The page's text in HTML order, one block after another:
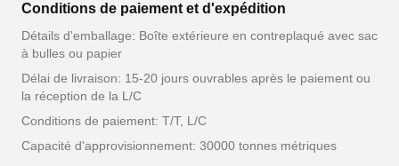
Conditions de paiement et d'expédition
Détails d'emballage: Boîte extérieure en contreplaqué avec sac
à bulles ou papier
Délai de livraison: 15-20 jours ouvrables après le paiement ou
la réception de la L/C
Conditions de paiement: T/T, L/C
Capacité d'approvisionnement: 30000 tonnes métriques